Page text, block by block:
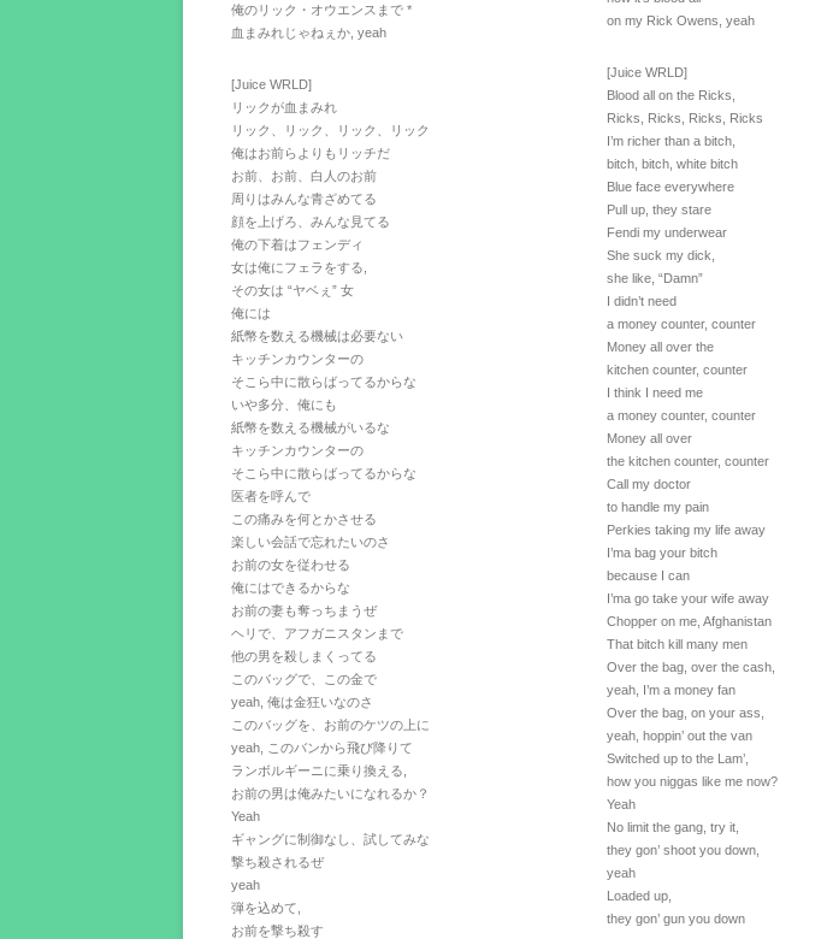
俺のリック・オウエンスまで *
血まみれじゃねぇか, yeah
[Juice WRLD]
リックが血まみれ
リック、リック、リック、リック
俺はお前らよりもリッチだ
お前、お前、白人のお前
周りはみんな青ざめてる
顔を上げろ、みんな見てる
俺の下着はフェンディ
女は俺にフェラをする,
その女は “ヤベぇ” 女
俺には
紙幣を数える機械は必要ない
キッチンカウンターの
そこら中に散らばってるからな
いや多分、俺にも
紙幣を数える機械がいるな
キッチンカウンターの
そこら中に散らばってるからな
医者を呼んで
この痛みを何とかさせる
楽しい会話で忘れたいのさ
お前の女を従わせる
俺にはできるからな
お前の妻も奪っちまうぜ
ヘリで、アフガニスタンまで
他の男を殺しまくってる
このバッグで、この金で
yeah, 俺は金狂いなのさ
このバッグを、お前のケツの上に
yeah, このバンから飛び降りて
ランボルギーニに乗り換える,
お前の男は俺みたいになれるか？
Yeah
ギャングに制御なし、試してみな
撃ち殺されるぜ
yeah
弾を込めて,
お前を撃ち殺す
on my Rick Owens, yeah
[Juice WRLD]
Blood all on the Ricks,
Ricks, Ricks, Ricks, Ricks
I’m richer than a bitch,
bitch, bitch, white bitch
Blue face everywhere
Pull up, they stare
Fendi my underwear
She suck my dick,
she like, “Damn”
I didn’t need
a money counter, counter
Money all over the
kitchen counter, counter
I think I need me
a money counter, counter
Money all over
the kitchen counter, counter
Call my doctor
to handle my pain
Perkies taking my life away
I’ma bag your bitch
because I can
I’ma go take your wife away
Chopper on me, Afghanistan
That bitch kill many men
Over the bag, over the cash,
yeah, I’m a money fan
Over the bag, on your ass,
yeah, hoppin’ out the van
Switched up to the Lam’,
how you niggas like me now?
Yeah
No limit the gang, try it,
they gon’ shoot you down,
yeah
Loaded up,
they gon’ gun you down